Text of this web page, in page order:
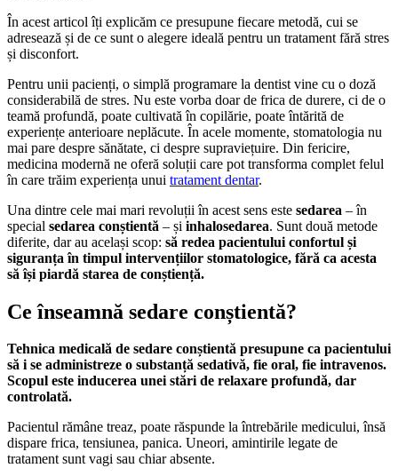
În acest articol îți explicăm ce presupune fiecare metodă, cui se
adresează și de ce sunt o alegere ideală pentru un tratament fără stres
și disconfort.
Pentru unii pacienți, o simplă programare la dentist vine cu o doză
considerabilă de stres. Nu este vorba doar de frica de durere, ci de o
teamă profundă, poate cultivată în copilărie, poate întărită de
experiențe anterioare neplăcute. În acele momente, stomatologia nu
mai pare despre sănătate, ci despre supraviețuire. Din fericire,
medicina modernă ne oferă soluții care pot transforma complet felul
în care trăim experiența unui tratament dentar.
Una dintre cele mai mari revoluții în acest sens este sedarea – în
special sedarea conștientă – și inhalosedarea. Sunt două metode
diferite, dar au același scop: să redea pacientului confortul și
siguranța în timpul intervențiilor stomatologice, fără ca acesta
să își piardă starea de conștiență.
Ce înseamnă sedare conștientă?
Tehnica medicală de sedare conștientă presupune ca pacientului
să i se administreze o substanță sedativă, fie oral, fie intravenos.
Scopul este inducerea unei stări de relaxare profundă, dar
controlată.
Pacientul rămâne treaz, poate răspunde la întrebările medicului, însă
dispare frica, tensiunea, panica. Uneori, amintirile legate de
tratament sunt vagi sau chiar absente.